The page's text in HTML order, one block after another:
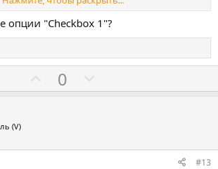
опции "Checkbox 1"?
а
0
р
и
(V)
#13